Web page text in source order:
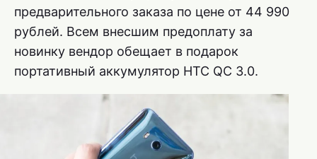
предварительного заказа по цене от 44 990
рублей. Всем внесшим предоплату за
новинку вендор обещает в подарок
портативный аккумулятор HTC QC 3.0.